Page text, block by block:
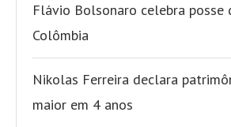
Flávio Bolsonaro celebra posse
Colômbia
Nikolas Ferreira declara
maior em 4 anos